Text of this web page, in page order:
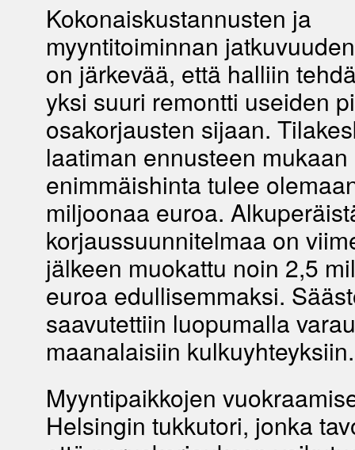
Kokonaiskustannusten ja
myyntitoiminnan
on järkevää, että halliin
yksi suuri remontti useiden
osakorjausten sijaan.
laatiman ennusteen
enimmäishinta tulee
miljoonaa euroa.
korjaussuunnitelmaa on
jälkeen muokattu noin 2,5
euroa edullisemmaksi.
saavutettiin luopumalla
maanalaisiin kulkuyhteyksiin.
Myyntipaikkojen
Helsingin tukkutori, jonka